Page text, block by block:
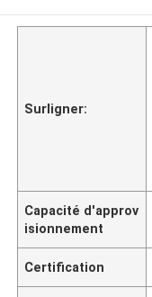
Surligner:
Capacité d'approv
isionnement
Certification